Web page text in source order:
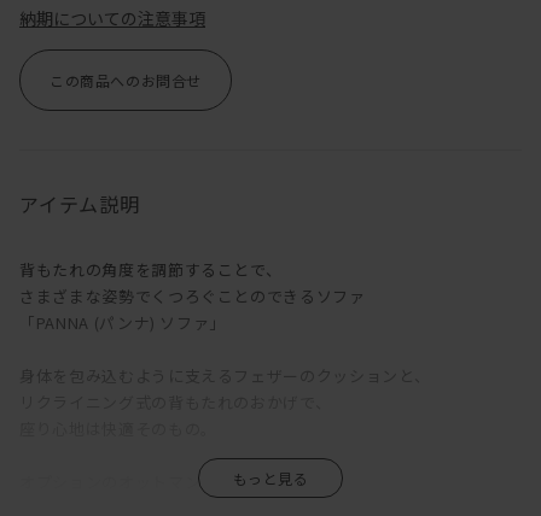
納期についての注意事項
この商品へのお問合せ
アイテム説明
背もたれの角度を調節することで、
さまざまな姿勢でくつろぐことのできるソファ
「PANNA (パンナ) ソファ」
オプションのオットマンを脚もとに置けば、